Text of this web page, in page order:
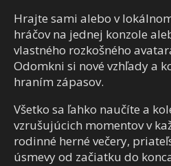
Hrajte sami alebo v
hráčov na jednej konzole
vlastného rozkošného
Odomkni si nové vzhľady a
hraním zápasov.
Všetko sa ľahko naučíte a
vzrušujúcich momentov v
rodinné herné večery,
úsmevy od začiatku do